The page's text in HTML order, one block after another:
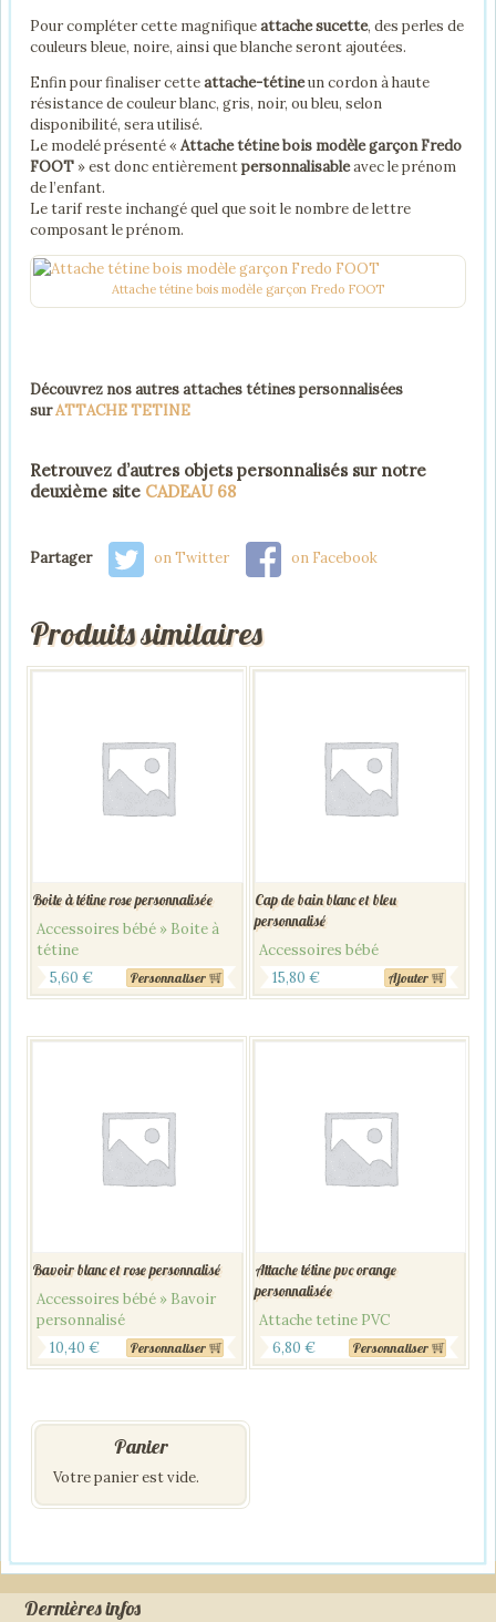
Pour compléter cette magnifiqueattache sucette, des perles de
couleurs bleue, noire, ainsi que blanche seront ajoutées.
Enfin pour finaliser cetteattache-tétineun cordon à haute
résistance de couleur blanc, gris, noir, ou bleu, selon
disponibilité, sera utilisé.
Le modelé présenté « Attache tétine bois modèle garçon Fredo
FOOT » est donc entièrementpersonnalisableavec le prénom
de l’enfant.
Le tarif reste inchangé quel que soit le nombre de lettre
composant le prénom.
Attache tétine bois modèle garçon Fredo FOOT
Découvrez nos autres attaches tétines personnalisées
surATTACHE TETINE
Retrouvez d’autres objets personnalisés sur notre
deuxième site CADEAU 68
Partager on Twitter on Facebook
Produits similaires
Boite à tétine rose personnalisée
Accessoires bébé » Boite à
tétine
5,60 € Personnaliser
Cap de bain blanc et bleu
personnalisé
Accessoires bébé
15,80 € Ajouter
Bavoir blanc et rose personnalisé
Accessoires bébé » Bavoir
personnalisé
10,40 € Personnaliser
Attache tétine pvc orange
personnalisée
Attache tetine PVC
6,80 € Personnaliser
Panier
Votre panier est vide.
Dernières infos